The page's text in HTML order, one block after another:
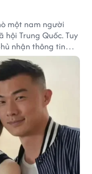
một nam người
Trung Quốc. Tuy
nhận thông tin